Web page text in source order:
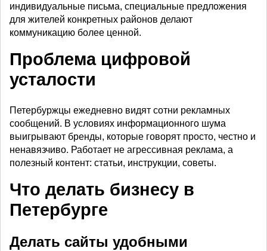
индивидуальные письма, специальные предложения
для жителей конкретных районов делают
коммуникацию более ценной.
Проблема цифровой
усталости
Петербуржцы ежедневно видят сотни рекламных
сообщений. В условиях информационного шума
выигрывают бренды, которые говорят просто, честно и
ненавязчиво. Работает не агрессивная реклама, а
полезный контент: статьи, инструкции, советы.
Что делать бизнесу в
Петербурге
Делать сайты удобными